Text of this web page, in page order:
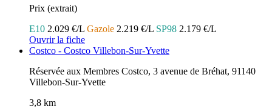
Prix (extrait)
E10 2.029 €/L Gazole 2.219 €/L SP98 2.179 €/L
Ouvrir la fiche
Costco - Costco Villebon-Sur-Yvette
Réservée aux Membres Costco, 3 avenue de Bréhat, 91140
Villebon-Sur-Yvette
3,8 km